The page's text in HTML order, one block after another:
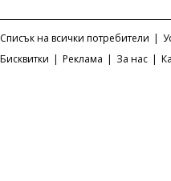
Списък на всички потребители |
Бисквитки | Реклама | За нас |